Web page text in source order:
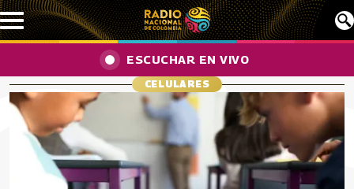
Pasar al contenido principal
ESCUCHAR EN VIVO
CELULARES